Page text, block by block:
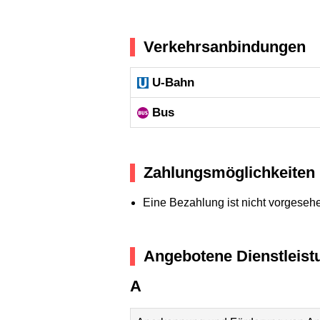
Verkehrsanbindungen
U-Bahn
Bus
Zahlungsmöglichkeiten
Eine Bezahlung ist nicht
Angebotene
A